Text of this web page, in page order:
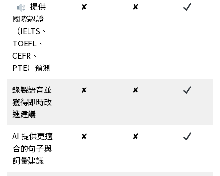
提供
國際認證
（IELTS、
TOEFL、
CEFR、
PTE）預測
✘ ✘
錄製語音並
獲得即時改
進建議
✘ ✘
AI 提供更適
合的句子與
詞彙建議
✘ ✘